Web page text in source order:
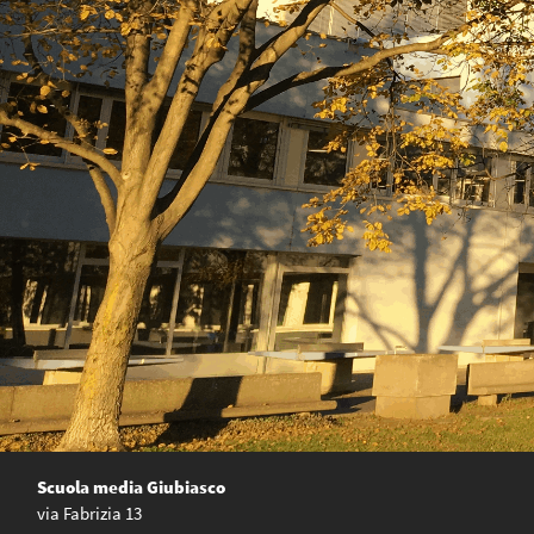
Scuola media Giubiasco
via Fabrizia 13